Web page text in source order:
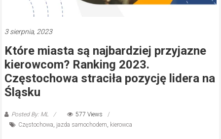
3 sierpnia, 2023
Które miasta są najbardziej przyjazne
kierowcom? Ranking 2023.
Częstochowa straciła pozycję lidera na
Śląsku
Posted By: ML
577 Views
Częstochowa jazda samochodem kierowca